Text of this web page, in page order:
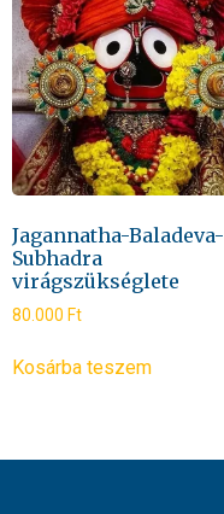
Jagannatha-Baladeva-
Subhadra
virágszükséglete
80.000 Ft
Kosárba teszem